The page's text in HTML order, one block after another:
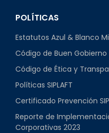
POLÍTICAS
Estatutos Azul & Blanco
Código de Buen Gobierno
Código de Ética y
Políticas SIPLAFT
Certificado Prevención
Reporte de
Corporativas 2023